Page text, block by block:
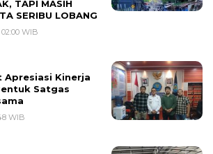
TAPI MASIH
SERIBU LOBANG
WIB
Apresiasi Kinerja
Satgas
WIB